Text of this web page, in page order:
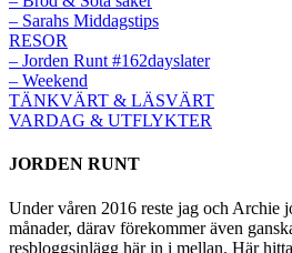
– Sarahs Middagstips
RESOR
– Jorden Runt #162dayslater
– Weekend
TÄNKVÄRT & LÄSVÄRT
VARDAG & UTFLYKTER
JORDEN RUNT
Under våren 2016 reste jag och Archie
månader, därav förekommer även
resbloggsinlägg här in i mellan. Här